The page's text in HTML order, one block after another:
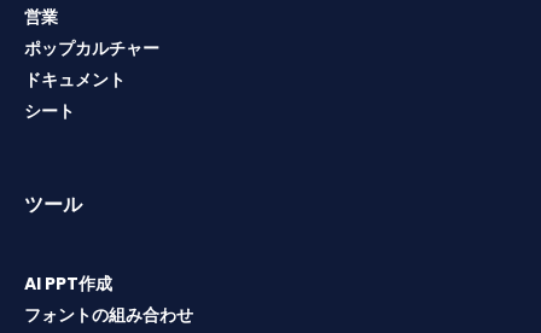
営業
ポップカルチャー
ドキュメント
シート
ツール
AI PPT作成
フォントの組み合わせ